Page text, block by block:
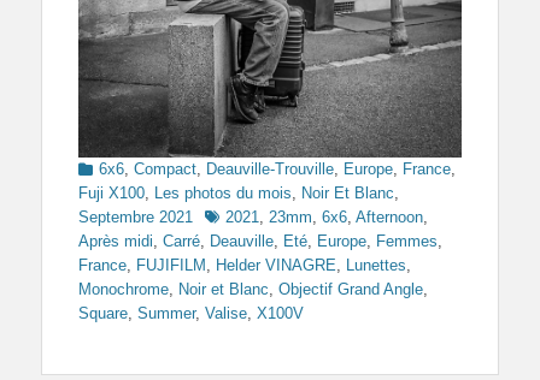
Categories
6x6 Compact Deauville-Trouville Europe France
Fuji X100
Les photos du mois Noir Et Blanc
Septembre 2021
Tags2021 23mm 6x6 Afternoon
Après midi Carré Deauville Eté Europe Femmes
France
FUJIFILM Helder VINAGRE Lunettes
Monochrome
Noir et Blanc Objectif Grand Angle
Square Summer, Valise X100V